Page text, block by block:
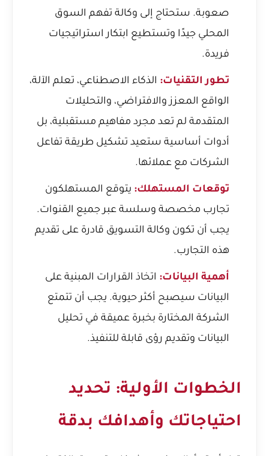
صعوبة. ستحتاج إلى وكالة تفهم السوق
المحلي جيدًا وتستطيع ابتكار استراتيجيات
فريدة.
تطور التقنيات: الذكاء الاصطناعي، تعلم الآلة،
الواقع المعزز والافتراضي، والتحليلات
المتقدمة لم تعد مجرد مفاهيم مستقبلية، بل
أدوات أساسية ستعيد تشكيل طريقة تفاعل
الشركات مع عملائها.
توقعات المستهلك: يتوقع المستهلكون
تجارب مخصصة وسلسة عبر جميع القنوات.
يجب أن تكون وكالة التسويق قادرة على تقديم
هذه التجارب.
أهمية البيانات: اتخاذ القرارات المبنية على
البيانات سيصبح أكثر حيوية. يجب أن تتمتع
الشركة المختارة بخبرة عميقة في تحليل
البيانات وتقديم رؤى قابلة للتنفيذ.
الخطوات الأولية: تحديد
احتياجاتك وأهدافك بدقة